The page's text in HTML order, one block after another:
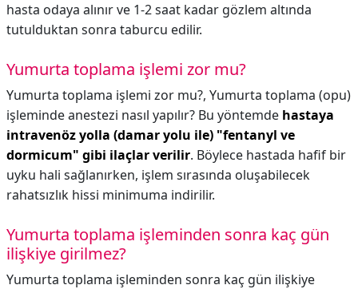
hasta odaya alınır ve 1-2 saat kadar gözlem altında
tutulduktan sonra taburcu edilir.
Yumurta toplama işlemi zor mu?
Yumurta toplama işlemi zor mu?, Yumurta toplama (opu)
işleminde anestezi nasıl yapılır? Bu yöntemde hastaya
intravenöz yolla (damar yolu ile) "fentanyl ve
dormicum" gibi ilaçlar verilir. Böylece hastada hafif bir
uyku hali sağlanırken, işlem sırasında oluşabilecek
rahatsızlık hissi minimuma indirilir.
Yumurta toplama işleminden sonra kaç gün
ilişkiye girilmez?
Yumurta toplama işleminden sonra kaç gün ilişkiye